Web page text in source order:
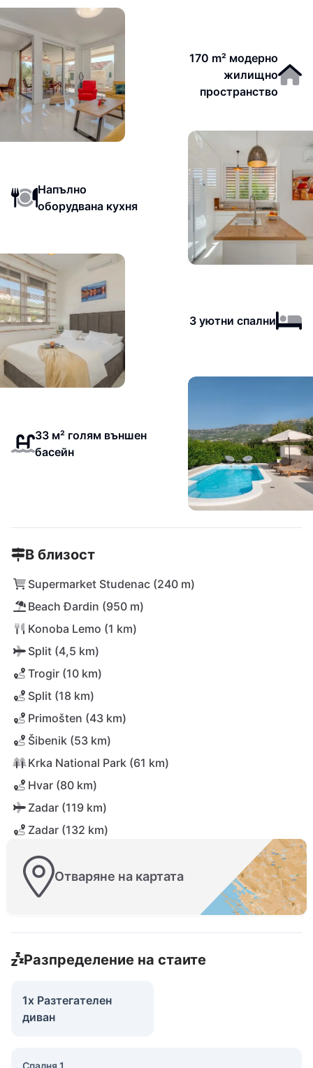
170 m² модерно
жилищно
пространство
Напълно
оборудвана кухня
3 уютни спални
33 м² голям външен
басейн
В близост
Supermarket Studenac (240 m)
Beach Đardin (950 m)
Konoba Lemo (1 km)
Split (4,5 km)
Trogir (10 km)
Split (18 km)
Primošten (43 km)
Šibenik (53 km)
Krka National Park (61 km)
Hvar (80 km)
Zadar (119 km)
Zadar (132 km)
Отваряне на картата
Разпределение на стаите
1x Разтегателен
диван
Спалня 1